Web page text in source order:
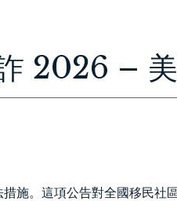
2026 –
施。這項公告對全國移民社